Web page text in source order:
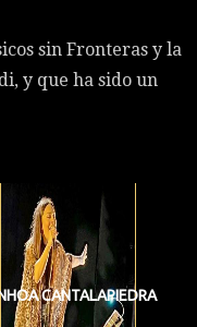
sin Fronteras y la
y que ha sido un
CANTALAPIEDRA